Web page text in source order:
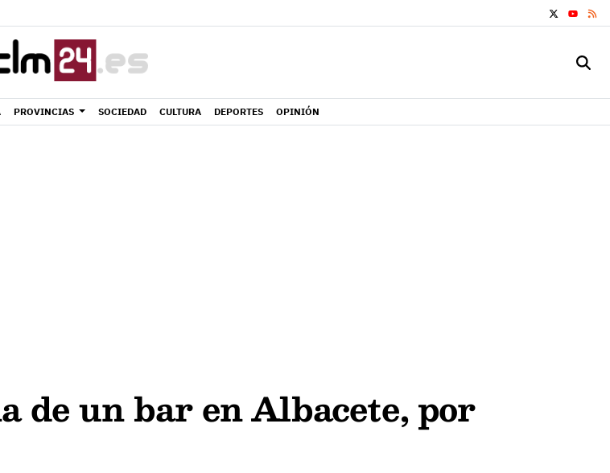
YOUTUBE
PROVINCIAS SOCIEDAD CULTURA DEPORTES OPINIÓN
de un bar en Albacete, por